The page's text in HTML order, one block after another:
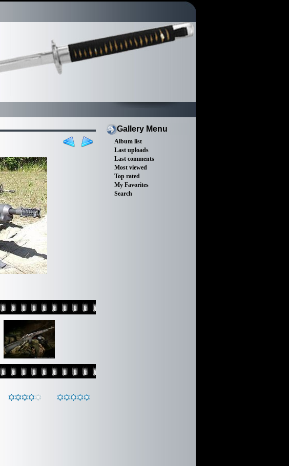
Gallery Menu
Album list
Last uploads
Last comments
Most viewed
Top rated
My Favorites
Search